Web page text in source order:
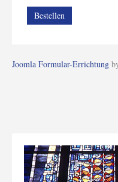
Bestellen
Joomla Formular-Errichtung